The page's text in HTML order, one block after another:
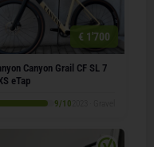
€ 1'700
Canyon Grail CF SL 7
eTap
9/10